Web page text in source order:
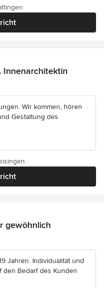
Innenarchitektin
von 5 Sternen
Wir kommen, hören
Gestaltung des
gewöhnlich
5 Sternen
Jahren. Individualität und
den Bedarf des Kunden